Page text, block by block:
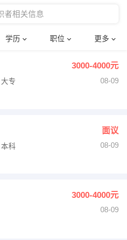
学历 职位 更多
护士
确定
3000-4000元
大专
08-09
面议
本科
08-09
3000-4000元
08-09